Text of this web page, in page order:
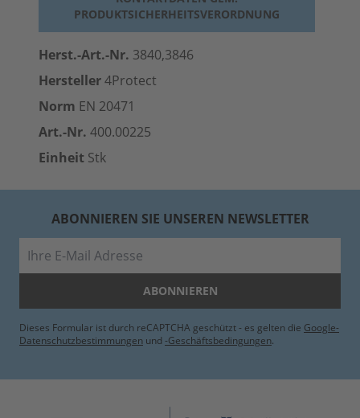
PRODUKTSICHERHEITSVERORDNUNG
Herst.-Art.-Nr. 3840,3846
Hersteller4Protect
Norm EN 20471
Art.-Nr. 400.00225
Einheit Stk
ABONNIEREN SIE UNSEREN NEWSLETTER
ABONNIEREN
Dieses Formular ist durch reCAPTCHA geschützt - es gelten die Google-
Datenschutzbestimmungen und -Geschäftsbedingungen.